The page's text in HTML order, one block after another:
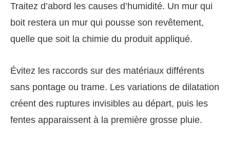
Traitez d’abord les causes d’humidité. Un mur qui
boit restera un mur qui pousse son revêtement,
quelle que soit la chimie du produit appliqué.
Évitez les raccords sur des matériaux différents
sans pontage ou trame. Les variations de dilatation
créent des ruptures invisibles au départ, puis les
fentes apparaissent à la première grosse pluie.